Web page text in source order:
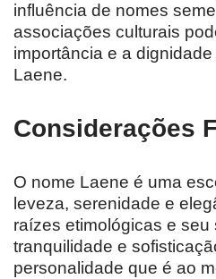
influência de nomes
associações culturais
importância e a
Laene.
Considerações
O nome Laene é uma
leveza, serenidade e
raízes etimológicas e
tranquilidade e
personalidade que é ao